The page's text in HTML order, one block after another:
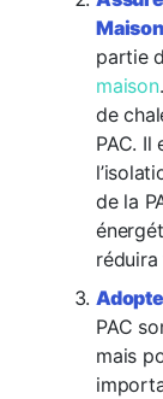
partie
maison
de
PAC. Il
de la
PAC
mais